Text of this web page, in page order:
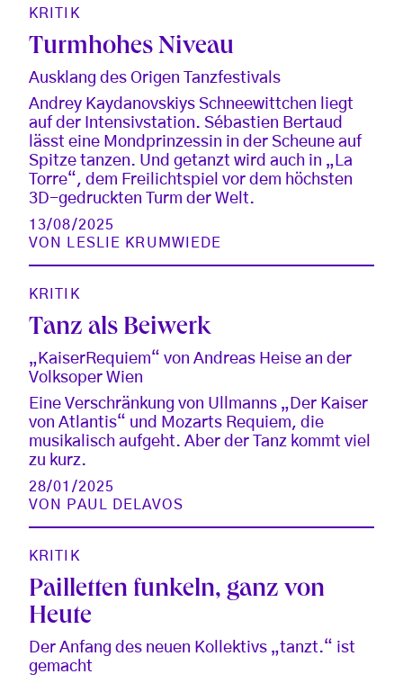
KRITIK
Turmhohes Niveau
Ausklang des Origen Tanzfestivals
Andrey Kaydanovskiys Schneewittchen liegt
auf der Intensivstation. Sébastien Bertaud
lässt eine Mondprinzessin in der Scheune auf
Spitze tanzen. Und getanzt wird auch in „La
Torre“, dem Freilichtspiel vor dem höchsten
3D-gedruckten Turm der Welt.
13/08/2025
VON
LESLIE KRUMWIEDE
KRITIK
Tanz als Beiwerk
„KaiserRequiem“ von Andreas Heise an der
Volksoper Wien
Eine Verschränkung von Ullmanns „Der Kaiser
von Atlantis“ und Mozarts Requiem, die
musikalisch aufgeht. Aber der Tanz kommt viel
zu kurz.
28/01/2025
VON
PAUL DELAVOS
KRITIK
Pailletten funkeln, ganz von
Heute
Der Anfang des neuen Kollektivs „tanzt.“ ist
gemacht